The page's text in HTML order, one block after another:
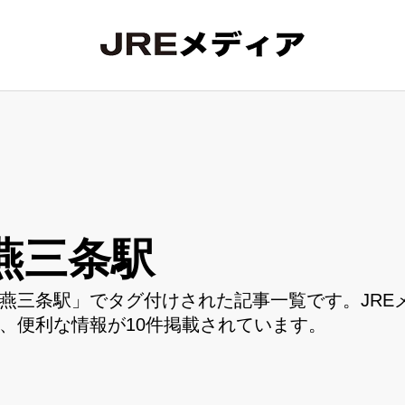
三条駅
三条駅」でタグ付けされた記事一覧です。
便利な情報が10件掲載されています。